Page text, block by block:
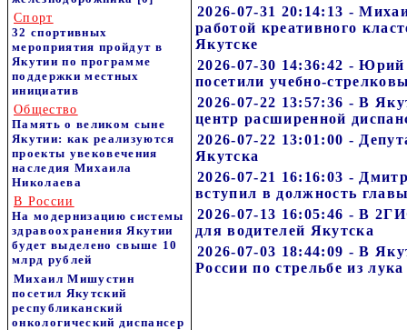
Спорт
32 спортивных
мероприятия пройдут в
Якутии по программе
поддержки местных
инициатив
Общество
Память о великом сыне
Якутии: как реализуются
проекты увековечения
наследия Михаила
Николаева
В России
На модернизацию системы
здравоохранения Якутии
будет выделено свыше 10
млрд рублей
Михаил Мишустин
посетил Якутский
республиканский
онкологический диспансер
2026-07-31 20:14:13 -
работой креативного
Якутске
2026-07-30 14:36:42 -
посетили учебно-
2026-07-22 13:57:36 - В
центр расширенной
2026-07-22 13:01:00 -
Якутска
2026-07-21 16:16:03 -
вступил в должность
2026-07-13 16:05:46 - В
для водителей Якутска
2026-07-03 18:44:09 - В
России по стрельбе из лука